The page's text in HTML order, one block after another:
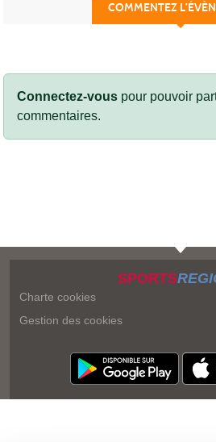
COMMENTEZ
Connectez-vous pour pouvoir
commentaires.
SPORTS
Charte cookies
Gestion des cookies